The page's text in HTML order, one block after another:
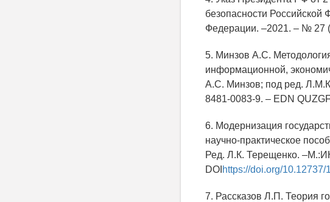
безопасности Российской
Федерации. –2021. – № 27
5. Минзов А.С.
информационной,
А.С. Минзов; под ред.
8481-0083-9. – EDN
6. Модернизация
научно-практическое
Ред. Л.К. Терещенко.
DOI https://doi.org/10.12737/
7. Рассказов Л.П. Теория